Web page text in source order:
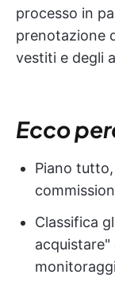
processo in
prenotazione
vestiti e degli
Ecco
Piano
Classifica
acquistare"